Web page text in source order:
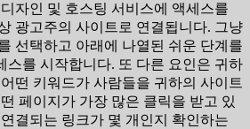
자인 및 호스팅 서비스에 액세스를
광고주의 사이트로 연결됩니다. 그냥
선택하고 아래에 나열된 쉬운 단계를
스를 시작합니다. 또 다른 요인은 귀하
떤 키워드가 사람들을 귀하의 사이트
페이지가 가장 많은 클릭을 받고 있
결되는 링크가 몇 개인지 확인하는